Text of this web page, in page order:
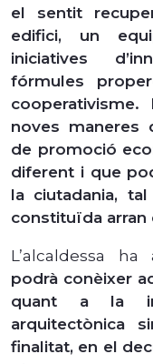
el sentit
edifici, un
iniciatives
fórmules
noves maneres
de promoció
diferent i que
la ciutadania,
constituïda arran
L’alcaldessa
podrà conèixer
quant a la
arquitectònica
finalitat, en el